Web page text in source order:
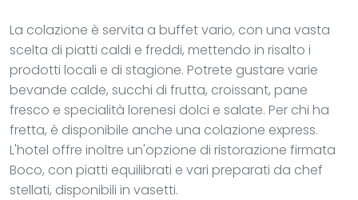
La colazione è servita a buffet vario, con una vasta
scelta di piatti caldi e freddi, mettendo in risalto i
prodotti locali e di stagione. Potrete gustare varie
bevande calde, succhi di frutta, croissant, pane
fresco e specialità lorenesi dolci e salate. Per chi ha
fretta, è disponibile anche una colazione express.
L'hotel offre inoltre un'opzione di ristorazione firmata
Boco, con piatti equilibrati e vari preparati da chef
stellati, disponibili in vasetti.